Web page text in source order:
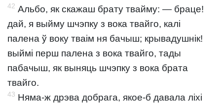
42 Альбо, як скажаш брату твайму: — браце!
дай, я выйму шчэпку з вока твайго, калі
палена ў воку тваім ня бачыш; крывадушнік!
выймі перш палена з вока твайго, тады
пабачыш, як выняць шчэпку з вока брата
твайго.
43 Няма-ж дрэва добрага, якое-б давала ліхі